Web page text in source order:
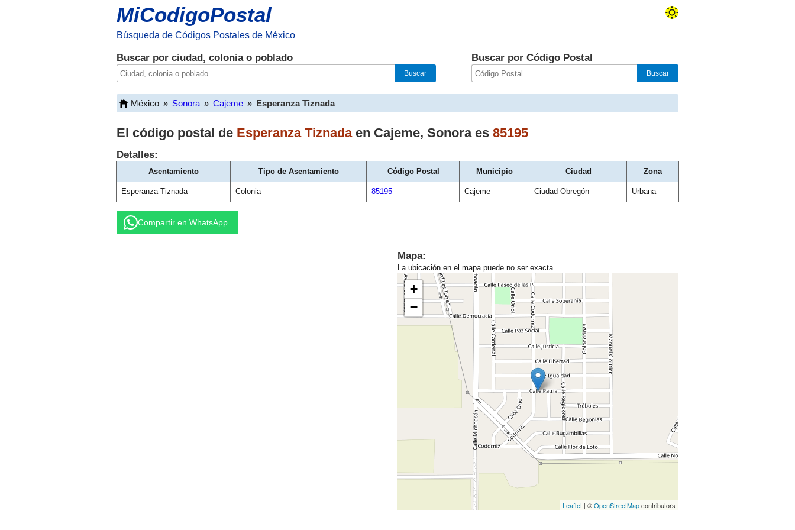
MiCodigoPostal
Búsqueda de Códigos Postales de México
Buscar por ciudad, colonia o poblado Buscar por Código Postal
México » Sonora » Cajeme » Esperanza Tiznada
El código postal de Esperanza Tiznadaen Cajeme, Sonoraes 85195
Detalles:
Asentamiento Tipo de Asentamiento Código Postal Municipio Ciudad Zona
Esperanza Tiznada Colonia 85195 Cajeme Ciudad Obregón Urbana
Compartir en WhatsApp
Mapa:
La ubicación en el mapa puede no ser exacta
+
−
Leaflet | ©OpenStreetMapcontributors